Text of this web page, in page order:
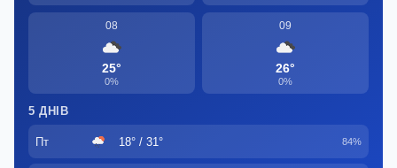
08
25°
0%
09
26°
0%
5 ДНІВ
Пт 18° / 31° 84%